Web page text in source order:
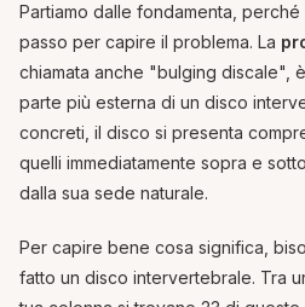
Partiamo dalle fondamenta,
passo per capire il problema. La
chiamata anche "bulging discale",
parte più esterna di un disco
concreti, il disco si presenta
quelli immediatamente sopra e
dalla sua sede naturale.
Per capire bene cosa significa,
fatto un disco intervertebrale. Tra